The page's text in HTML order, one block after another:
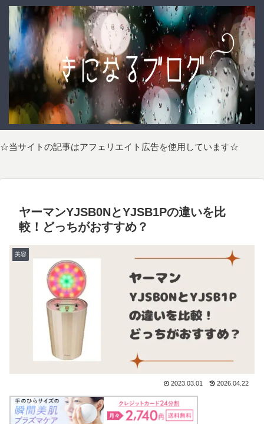
☆当サイトの記事はアフェリエイト広告を使用しています☆
ヤーマンYJSB0NとYJSB1Pの違いを比
較！どっちがおすすめ？
美容
2023.03.01 2026.04.22